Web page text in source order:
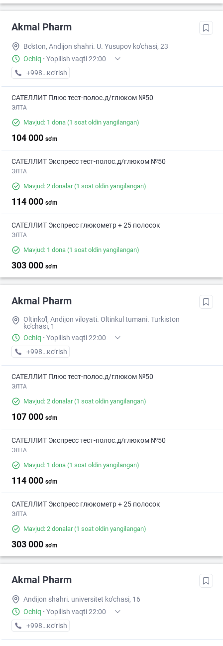
Akmal Pharm
Bo'ston, Andijon shahri. U. Yusupov ko'chasi, 23
Ochiq · Yopilish vaqti 22:00
+998 (90) XXX-XX-XX
кo’rish
САТЕЛЛИТ Плюс тест-полос.д/глюком №50
ЭЛТА
Mavjud: 1 dona (1 soat oldin yangilangan)
104 000 so'm
САТЕЛЛИТ Экспресс тест-полос.д/глюком №50
ЭЛТА
Mavjud: 2 donalar(1 soat oldin yangilangan)
114 000 so'm
САТЕЛЛИТ Экспресс глюкометр + 25 полосок
ЭЛТА
Mavjud: 1 dona (1 soat oldin yangilangan)
303 000 so'm
Akmal Pharm
Oltinko'l, Andijon viloyati. Oltinkul tumani. Turkiston
ko'chasi, 1
Ochiq · Yopilish vaqti 22:00
+998 (90) XXX-XX-XX
кo’rish
САТЕЛЛИТ Плюс тест-полос.д/глюком №50
ЭЛТА
Mavjud: 2 donalar(1 soat oldin yangilangan)
107 000 so'm
САТЕЛЛИТ Экспресс тест-полос.д/глюком №50
ЭЛТА
Mavjud: 1 dona (1 soat oldin yangilangan)
114 000 so'm
САТЕЛЛИТ Экспресс глюкометр + 25 полосок
ЭЛТА
Mavjud: 2 donalar(1 soat oldin yangilangan)
303 000 so'm
Akmal Pharm
Andijon shahri. universitet ko'chasi, 16
Ochiq · Yopilish vaqti 22:00
+998 (90) XXX-XX-XX
кo’rish